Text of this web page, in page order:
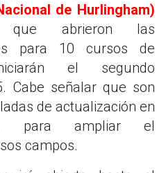
de Hurlingham)
que abrieron las
para 10 cursos de
el segundo
Cabe señalar que son
de actualización en
para ampliar el
campos.